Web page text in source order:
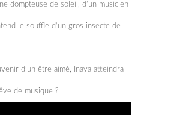
dompteuse de soleil, d’un musicien
le souffle d’un gros insecte de
d’un être aimé, Inaya atteindra-
de musique ?